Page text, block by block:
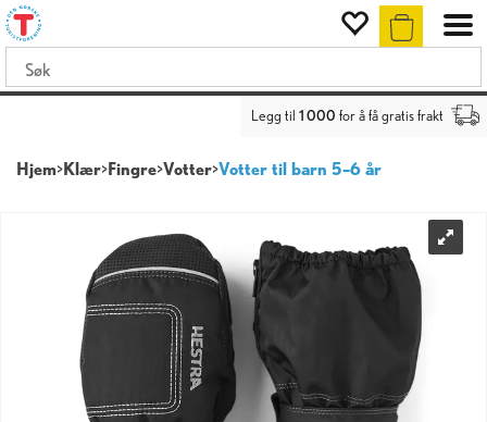
Legg til 1 000 for å få gratis frakt
Hjem>Klær>Fingre>Votter>Votter til barn 5–6 år